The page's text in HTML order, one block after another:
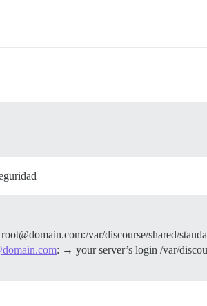
var/discourse/shared/
: → your server’s login /var/